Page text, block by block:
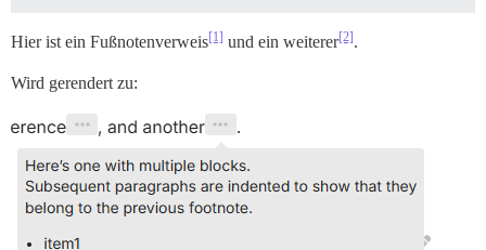
Hier ist ein Fußnotenverweis[1] und ein weiterer[2] .
Wird gerendert zu: